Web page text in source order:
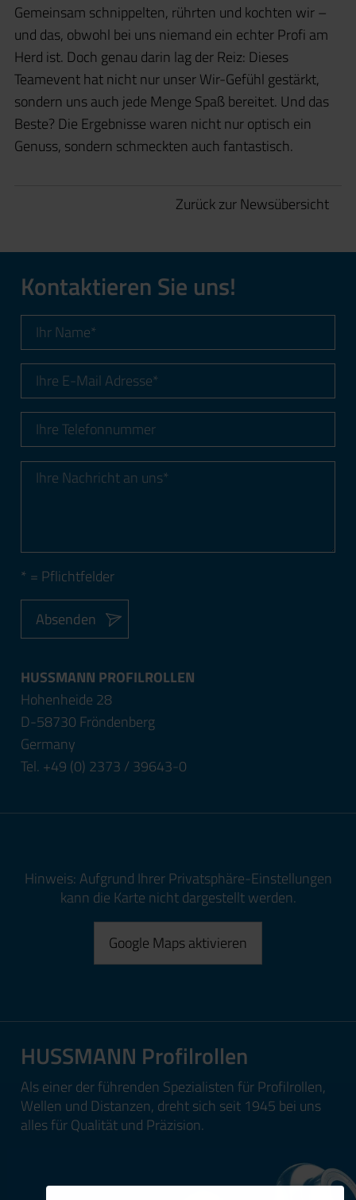
Gemeinsam schnippelten, rührten und kochten wir –
und das, obwohl bei uns niemand ein echter Profi am
Herd ist. Doch genau darin lag der Reiz: Dieses
Teamevent hat nicht nur unser Wir-Gefühl gestärkt,
sondern uns auch jede Menge Spaß bereitet. Und das
Beste? Die Ergebnisse waren nicht nur optisch ein
Genuss, sondern schmeckten auch fantastisch.
Zurück zur Newsübersicht
Kontaktieren Sie uns!
* = Pflichtfelder
Absenden
HUSSMANN PROFILROLLEN
Hohenheide 28
D-58730 Fröndenberg
Germany
Tel. +49 (0) 2373 / 39643-0
Hinweis: Aufgrund Ihrer Privatsphäre-Einstellungen
kann die Karte nicht dargestellt werden.
Google Maps aktivieren
HUSSMANN Profilrollen
Als einer der führenden Spezialisten für Profilrollen,
Wellen und Distanzen, dreht sich seit 1945 bei uns
alles für Qualität und Präzision.